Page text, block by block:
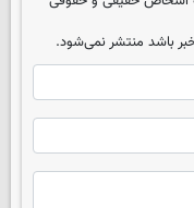
خبر باشد منتشر نمی‌شود.